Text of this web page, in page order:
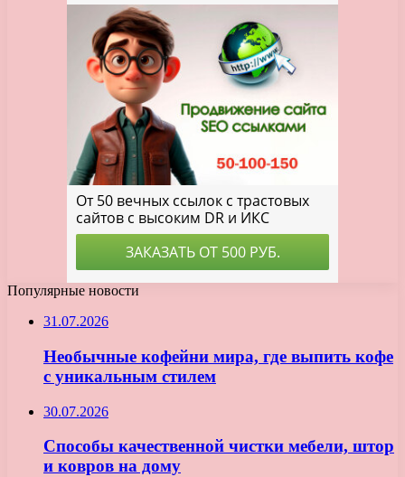
Популярные новости
31.07.2026
Необычные кофейни мира, где выпить кофе
с уникальным стилем
30.07.2026
Способы качественной чистки мебели, штор
и ковров на дому